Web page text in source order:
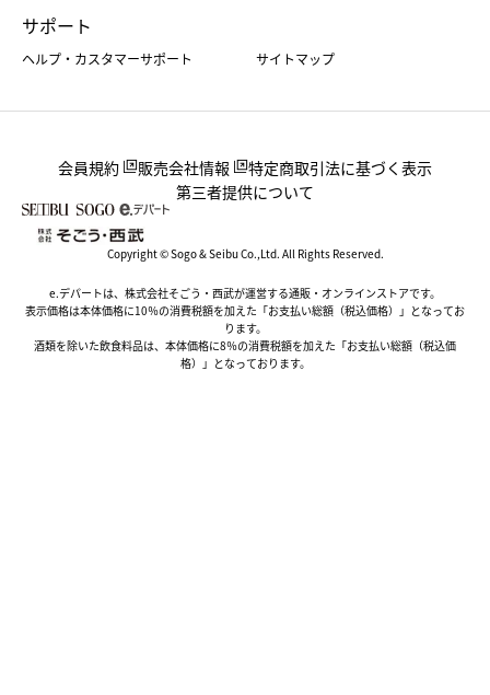
サポート
ヘルプ・カスタマーサポート サイトマップ
会員規約 販売会社情報
特定商取引法に基づく表示
第三者提供について
Copyright © Sogo & Seibu Co.,Ltd. All Rights Reserved.
e.デパートは、株式会社そごう・西武が運営する通販・オンラインストアです。
表示価格は本体価格に10％の消費税額を加えた「お支払い総額（税込価格）」となってお
ります。
酒類を除いた飲食料品は、本体価格に8％の消費税額を加えた「お支払い総額（税込価
格）」となっております。